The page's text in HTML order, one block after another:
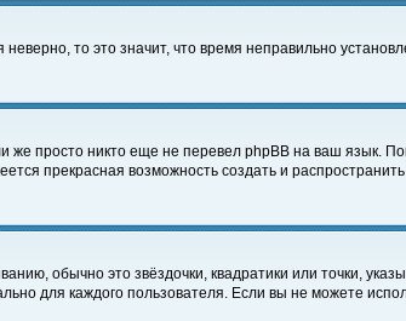
то это значит, что время неправильно
просто никто еще не перевел phpBB на ваш язык.
прекрасная возможность создать и
обычно это звёздочки, квадратики или точки,
для каждого пользователя. Если вы не можете